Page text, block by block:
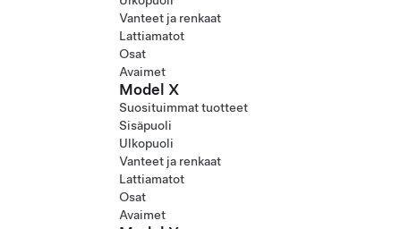
Vanteet ja renkaat
Lattiamatot
Osat
Avaimet
Model X
Suosituimmat tuotteet
Sisäpuoli
Ulkopuoli
Vanteet ja renkaat
Lattiamatot
Osat
Avaimet